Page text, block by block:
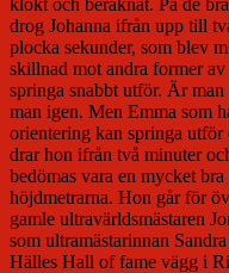
drog Johanna ifrån upp till
plocka sekunder, som blev
skillnad mot andra former
springa snabbt utför. Är
man igen. Men Emma som
orientering kan springa utför
drar hon ifrån två minuter
bedömas vara en mycket
höjdmetrarna. Hon går för
gamle ultravärldsmästaren
som ultramästarinnan
Hälles Hall of fame vägg i